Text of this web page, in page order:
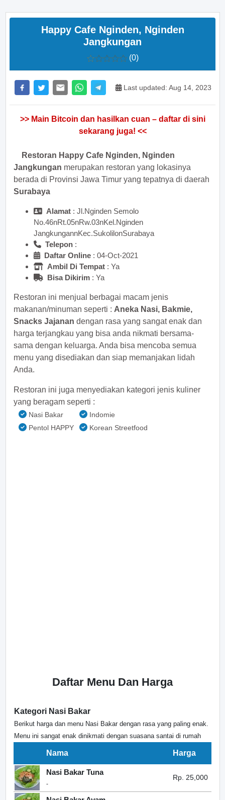
Happy Cafe Nginden, Nginden
Jangkungan
(0)
Last updated: Aug 14, 2023
Restoran Happy Cafe Nginden, Nginden
Jangkungan merupakan restoran yang lokasinya
berada di Provinsi Jawa Timur yang tepatnya di daerah
Surabaya
Alamat : Jl.Nginden Semolo
No.46nRt.05nRw.03nKel.Nginden
JangkungannKec.SukolilonSurabaya
Telepon :
Daftar Online : 04-Oct-2021
Ambil Di Tempat : Ya
Bisa Dikirim : Ya
Restoran ini menjual berbagai macam jenis
makanan/minuman seperti : Aneka Nasi, Bakmie,
Snacks Jajanan dengan rasa yang sangat enak dan
harga terjangkau yang bisa anda nikmati bersama-
sama dengan keluarga. Anda bisa mencoba semua
menu yang disediakan dan siap memanjakan lidah
Anda.
Restoran ini juga menyediakan kategori jenis kuliner
yang beragam seperti :
Nasi Bakar
Indomie
Pentol HAPPY
Korean Streetfood
Daftar Menu Dan Harga
Kategori Nasi Bakar
Berikut harga dan menu Nasi Bakar dengan rasa yang paling enak.
Menu ini sangat enak dinikmati dengan suasana santai di rumah
Nama Harga
Nasi Bakar Tuna
-
Rp. 25,000